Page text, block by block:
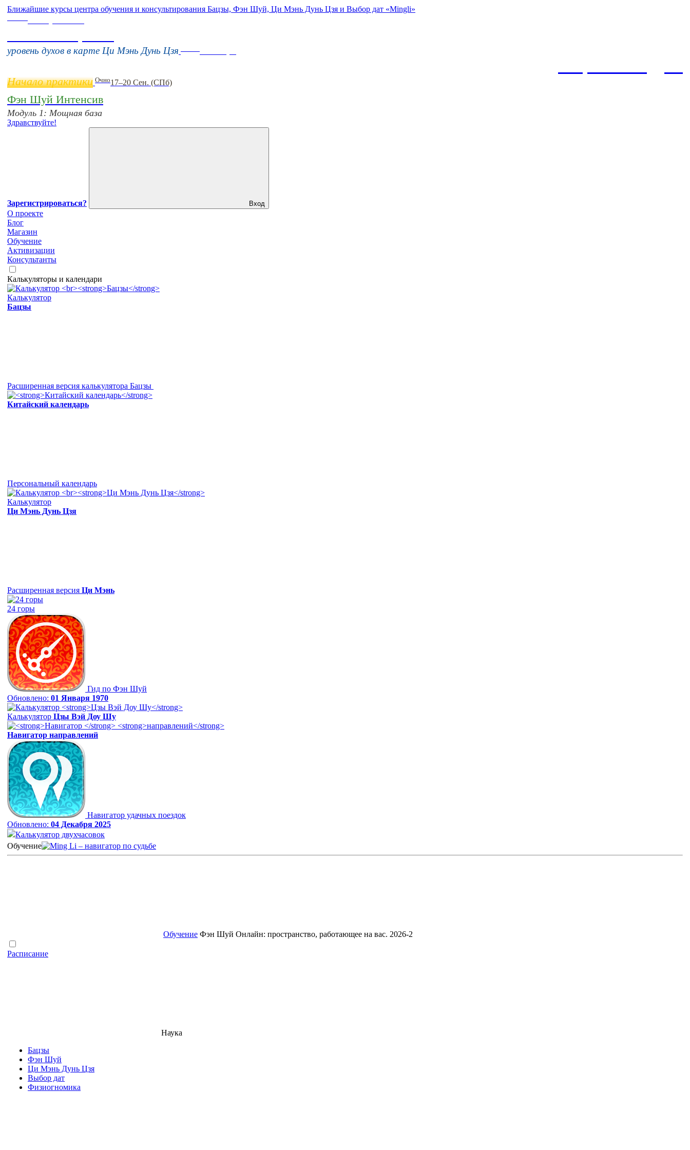
Ближайшие курсы центра обучения и консультирования Бацзы, Фэн Шуй, Ци Мэнь Дунь Цзя и Выбор дат «Mingli»
уровень духов в карте Ци Мэнь Дунь Цзя
Начало практики Очно17–20 Сен. (СПб)
Фэн Шуй Интенсив
Модуль 1: Мощная база
Здравствуйте!
Зарегистрироваться? Вход
О проекте
Блог
Магазин
Обучение
Активизации
Консультанты
Калькуляторы и календари
Калькулятор
Бацзы
Расширенная версия калькулятора Бацзы
Китайский календарь
Персональный календарь
Калькулятор
Ци Мэнь Дунь Цзя
Расширенная версия Ци Мэнь
24 горы
Гид по Фэн Шуй
Обновлено: 01 Января 1970
Калькулятор Цзы Вэй Доу Шу
Навигатор направлений
Навигатор удачных поездок
Обновлено: 04 Декабря 2025
Калькулятор двухчасовок
Обучение
Обучение Фэн Шуй Онлайн: пространство, работающее на вас. 2026-2
Расписание
Наука
Бацзы
Фэн Шуй
Ци Мэнь Дунь Цзя
Выбор дат
Физиогномика